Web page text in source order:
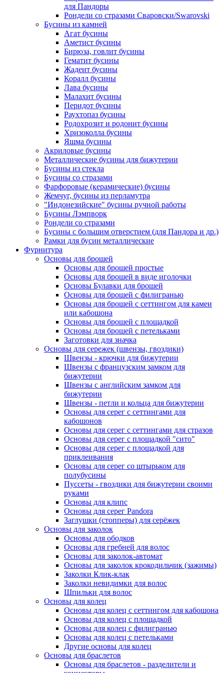
для Пандоры
Рондели со стразами Сваровски/Swarovski
Бусины из камней
Агат бусины
Аметист бусины
Бирюза, говлит бусины
Гематит бусины
Жадеит бусины
Коралл бусины
Лава бусины
Малахит бусины
Перидот бусины
Раухтопаз бусины
Родохрозит и родонит бусины
Хризоколла бусины
Яшма бусины
Акриловые бусины
Металлические бусины для бижутерии
Бусины из стекла
Бусины со стразами
Фарфоровые (керамические) бусины
Жемчуг, бусины из перламутра
"Индонезийские" бусины ручной работы
Бусины Лэмпворк
Рондели со стразами
Бусины с большим отверстием (для Пандора и др.)
Рамки для бусин металлические
Фурнитура
Основы для брошей
Основы для брошей простые
Основы для брошей в виде иголочки
Основы Булавки для брошей
Основы для брошей с филигранью
Основы для брошей с сеттингом для камеи
или кабошона
Основы для брошей с площадкой
Основы для брошей с петельками
Заготовки для значка
Основы для сережек (швензы, гвоздики)
Швензы - крючки для бижутерии
Швензы с французским замком для
бижутерии
Швензы с английским замком для
бижутерии
Швензы - петли и кольца для бижутерии
Основы для серег с сеттингами для
кабошонов
Основы для серег с сеттингами для стразов
Основы для серег с площадкой "сито"
Основы для серег с площадкой для
приклеивания
Основы для серег со штырьком для
полубусины
Пуссеты - гвоздики для бижутерии своими
руками
Основы для клипс
Основы для серег Pandora
Заглушки (стопперы) для серёжек
Основы для заколок
Основы для ободков
Основы для гребней для волос
Основы для заколок-автомат
Основы для заколок крокодильчик (зажимы)
Заколки Клик-клак
Заколки невидимки для волос
Шпильки для волос
Основы для колец
Основы для колец с сеттингом для кабошона
Основы для колец с площадкой
Основы для колец с филигранью
Основы для колец с петельками
Другие основы для колец
Основы для браслетов
Основы для браслетов - разделители и